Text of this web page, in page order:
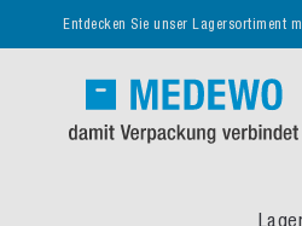
Entdecken Sie unser Lagersortiment